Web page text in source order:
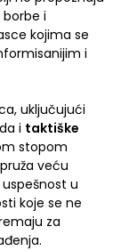
i
kojima se
i
uključujući
i taktiške
stopom
veću
u
koje se ne
za